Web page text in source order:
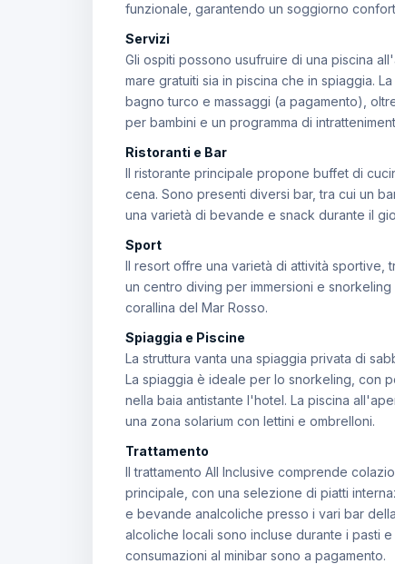
funzionale, garantendo un soggiorno
Servizi
Gli ospiti possono usufruire di una piscina
mare gratuiti sia in piscina che in spiaggia.
bagno turco e massaggi (a pagamento),
per bambini e un programma di
Ristoranti e Bar
Il ristorante principale propone buffet di
cena. Sono presenti diversi bar, tra cui un
una varietà di bevande e snack durante il
Sport
Il resort offre una varietà di attività
un centro diving per immersioni e
corallina del Mar Rosso.
Spiaggia e Piscine
La struttura vanta una spiaggia privata di
La spiaggia è ideale per lo snorkeling, con
nella baia antistante l'hotel. La piscina
una zona solarium con lettini e ombrelloni.
Trattamento
Il trattamento All Inclusive comprende
principale, con una selezione di piatti
e bevande analcoliche presso i vari bar
alcoliche locali sono incluse durante i pasti
consumazioni al minibar sono a pagamento.